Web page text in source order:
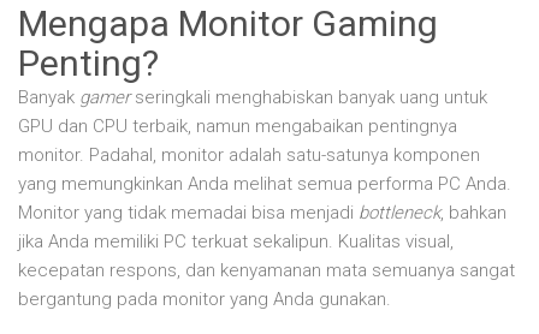
Mengapa Monitor Gaming
Penting?
Banyak gamerseringkali menghabiskan banyak uang untuk
GPU dan CPU terbaik, namun mengabaikan pentingnya
monitor. Padahal, monitor adalah satu-satunya komponen
yang memungkinkan Anda melihat semua performa PC Anda.
Monitor yang tidak memadai bisa menjadi bottleneck, bahkan
jika Anda memiliki PC terkuat sekalipun. Kualitas visual,
kecepatan respons, dan kenyamanan mata semuanya sangat
bergantung pada monitor yang Anda gunakan.